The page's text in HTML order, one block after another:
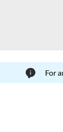
For